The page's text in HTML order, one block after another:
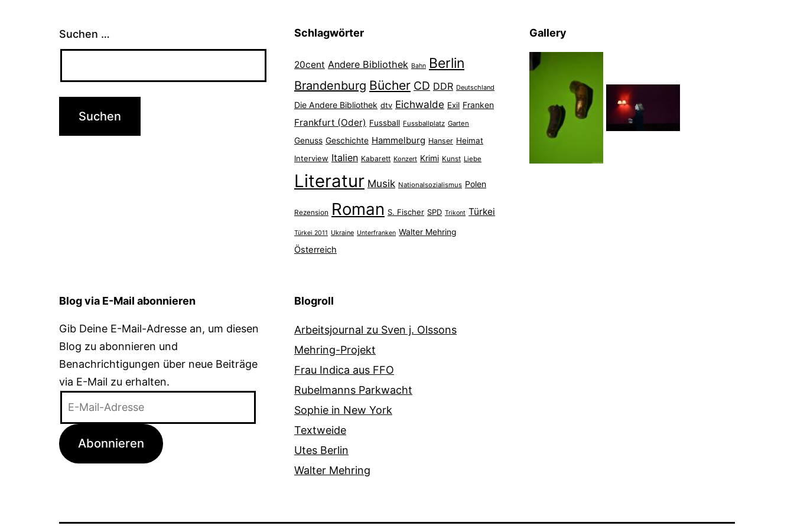
Suchen … Schlagwörter
20cent Andere Bibliothek Bahn Berlin
Brandenburg Bücher CD DDR Deutschland
Die Andere Bibliothek dtv Eichwalde Exil Franken
Frankfurt (Oder) Fussball Fussballplatz Garten
Genuss Geschichte Hammelburg Hanser Heimat
Interview Italien Kabarett Konzert Krimi Kunst Liebe
Literatur Musik Nationalsozialismus Polen
Rezension Roman S. Fischer SPD Trikont Türkei
Türkei 2011 Ukraine Unterfranken Walter Mehring
Österreich
Gallery
Blog via E-Mail abonnieren
Gib Deine E-Mail-Adresse an, um diesen
Blog zu abonnieren und
Benachrichtigungen über neue Beiträge
via E-Mail zu erhalten.
Adresse
Abonnieren
Blogroll
Arbeitsjournal zu Sven j. Olssons
Mehring-Projekt
Frau Indica aus FFO
Rubelmanns Parkwacht
Sophie in New York
Textweide
Utes Berlin
Walter Mehring